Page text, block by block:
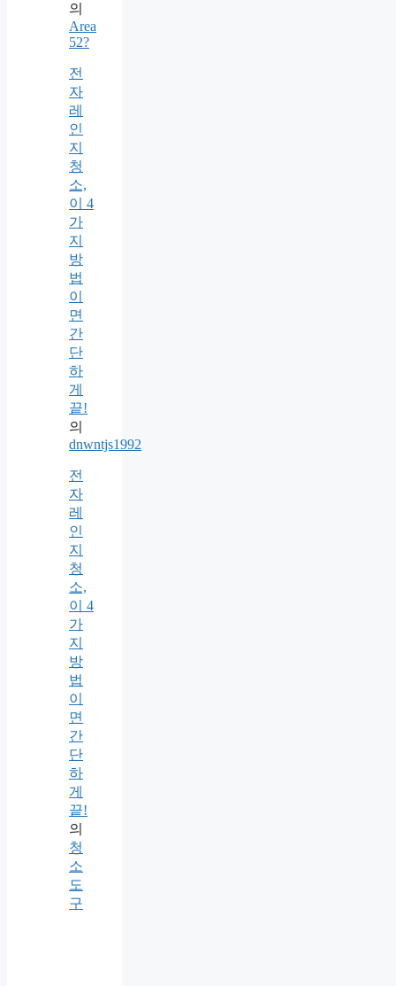
의
Area
52?
전
자
레
인
지
청
소,
이 4
가
지
방
법
이
면
간
단
하
게
끝!
의
dnwntjs1992
전
자
레
인
지
청
소,
이 4
가
지
방
법
이
면
간
단
하
게
끝!
의
청
소
도
구